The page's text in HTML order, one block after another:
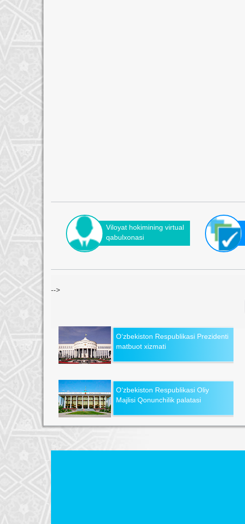
Viloyat hokimining virtual
qabulxonasi
-->
O‘zbekiston Respublikasi Prezidenti
matbuot xizmati
O‘zbekiston Respublikasi Oliy
Majlisi Qonunchilik palatasi